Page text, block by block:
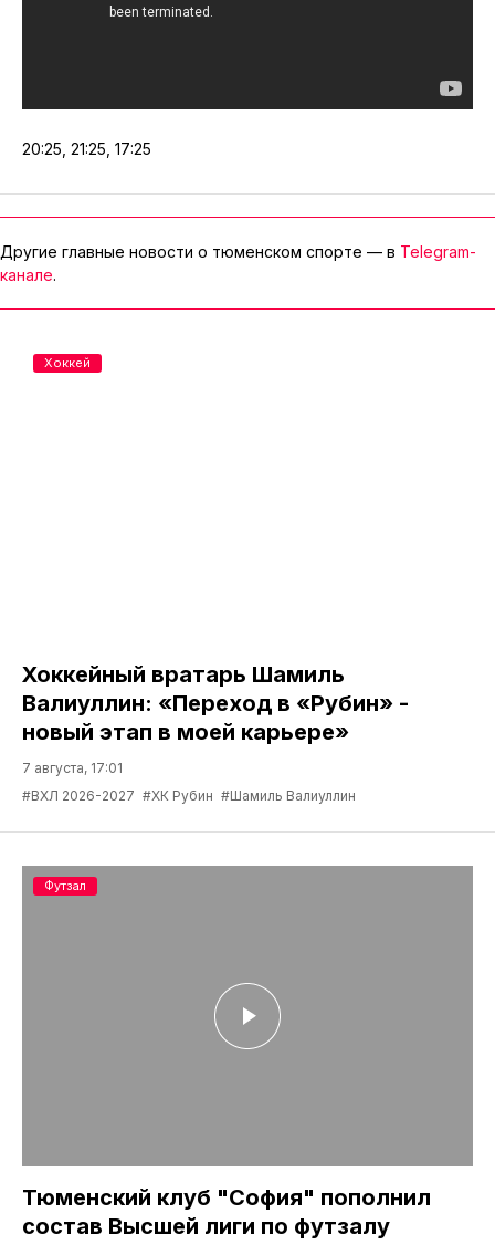
20:25, 21:25, 17:25
Другие главные новости о тюменском спорте — в Telegram-
канале.
Хоккейный вратарь Шамиль
Валиуллин: «Переход в «Рубин» -
новый этап в моей карьере»
7 августа, 17:01
#ВХЛ 2026-2027 #ХК Рубин #Шамиль Валиуллин
Хоккей
Тюменский клуб "София" пополнил
состав Высшей лиги по футзалу
Футзал